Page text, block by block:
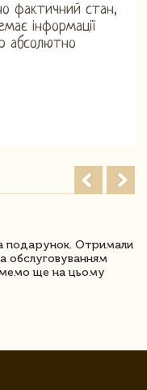
фактичний стан,
інформації
абсолютно
подарунок. Отримали
обслуговуванням
ще на цьому